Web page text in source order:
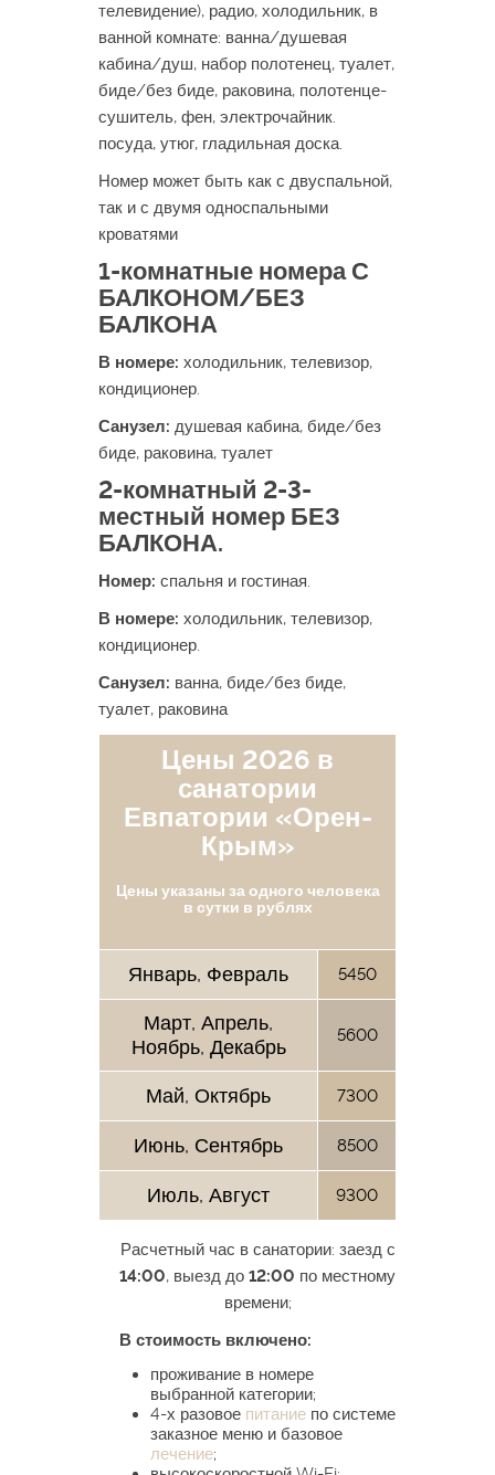
телевидение), радио, холодильник, в
ванной комнате: ванна/душевая
кабина/душ, набор полотенец, туалет,
биде/без биде, раковина, полотенце-
сушитель, фен, электрочайник.
посуда, утюг, гладильная доска.
Номер может быть как с двуспальной,
так и с двумя односпальными
кроватями
1-комнатные номера С
БАЛКОНОМ/БЕЗ
БАЛКОНА
В номере: холодильник, телевизор,
кондиционер.
Санузел: душевая кабина, биде/без
биде, раковина, туалет
2-комнатный 2-3-
местный номер БЕЗ
БАЛКОНА.
Номер: спальня и гостиная.
В номере: холодильник, телевизор,
кондиционер.
Санузел: ванна, биде/без биде,
туалет, раковина
Цены 2026 в
санатории
Евпатории «Орен-
Крым»
Цены указаны за одного человека
в сутки в рублях
Январь, Февраль 5450
Март, Апрель,
Ноябрь, Декабрь
5600
Май, Октябрь 7300
Июнь, Сентябрь 8500
Июль, Август 9300
Расчетный час в санатории: заезд с
14:00, выезд до12:00 по местному
времени;
В стоимость включено:
проживание в номере
выбранной категории;
4-х разовое питаниепо системе
заказное меню и базовое
лечение;